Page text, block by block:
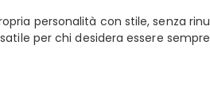
personalità con stile, senza
per chi desidera essere